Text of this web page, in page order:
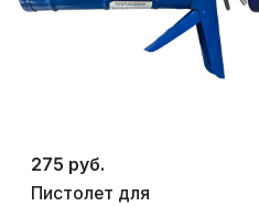
275 руб.
Пистолет для